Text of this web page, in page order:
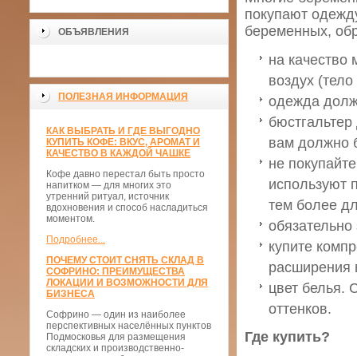
ОБЪЯВЛЕНИЯ
ПОЛЕЗНАЯ ИНФОРМАЦИЯ
КАК ВЫБРАТЬ И ГДЕ ВЫГОДНО
КУПИТЬ КОФЕ: ВКУС, АРОМАТ И
КАЧЕСТВО В КАЖДОЙ ЧАШКЕ
Кофе давно перестал быть просто
напитком — для многих это
утренний ритуал, источник
вдохновения и способ насладиться
моментом.
Подробнее...
ПОЧЕМУ СТОИТ СНЯТЬ СКЛАД В
СОФРИНО: ПРЕИМУЩЕСТВА
ЛОКАЦИИ И ВОЗМОЖНОСТИ ДЛЯ
БИЗНЕСА
Софрино — один из наиболее
перспективных населённых пунктов
Подмосковья для размещения
складских и производственно-
покупают
беременных,
на качество
воздух
одежда
вам должно
не
используют
тем более
купите
расширения
цвет белья.
оттенков.
Где купить?